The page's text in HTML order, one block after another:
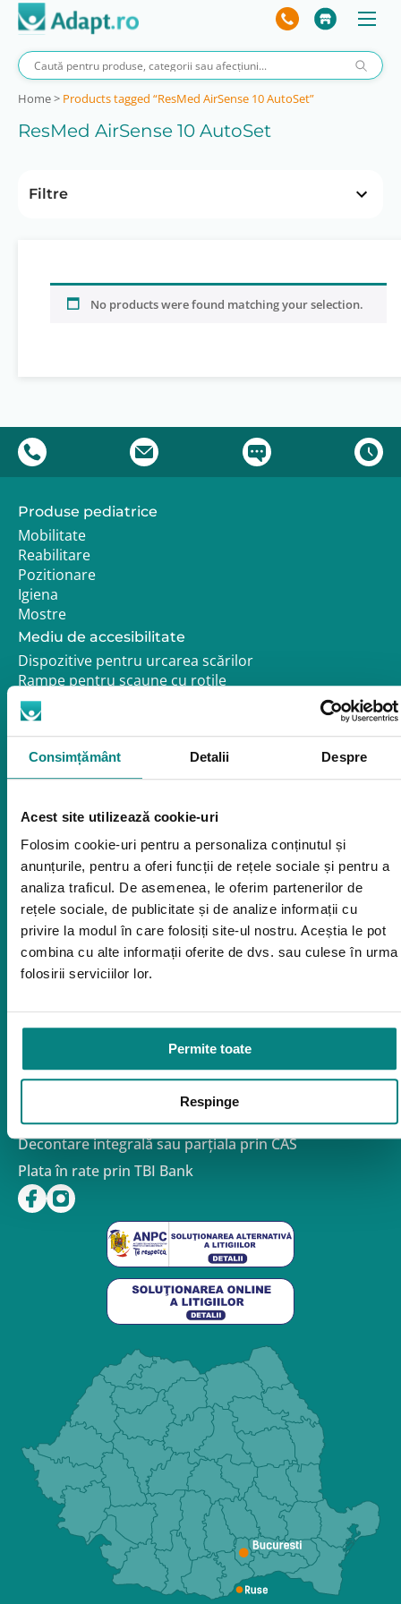
Consimțământ Detalii Despre
Acest site utilizează cookie-uri
Folosim cookie-uri pentru a personaliza conținutul și
anunțurile, pentru a oferi funcții de rețele sociale și pentru a
analiza traficul. De asemenea, le oferim partenerilor de
rețele sociale, de publicitate și de analize informații cu
privire la modul în care folosiți site-ul nostru. Aceștia le pot
combina cu alte informații oferite de dvs. sau culese în urma
folosirii serviciilor lor.
Permite toate
Respinge
Home> Products tagged “ResMed AirSense 10 AutoSet”
ResMed AirSense 10 AutoSet
Filtre
0 lei
0 lei
No products were found matching your selection.
Produse pediatrice
Mobilitate
Reabilitare
Pozitionare
Igiena
Mostre
Mediu de accesibilitate
Dispozitive pentru urcarea scărilor
Rampe pentru scaune cu rotile
Bare de prindere și mânere de baie
Închiriere platforme șenilate
Închiriere rampe acces
Produse pentru adulţi
Orteze
Oxigenoterapia
Paturi de spital si saltele
Service
Link-uri utile
Despre noi
Politica de confidentialitate – GDPR
Politica de Reclamații și Retururi
Formular de retur
Termeni si conditii de utilizare a site-ului
FAQ
Decontare integrală sau parțiala prin CAS
Plata în rate prin TBI Bank